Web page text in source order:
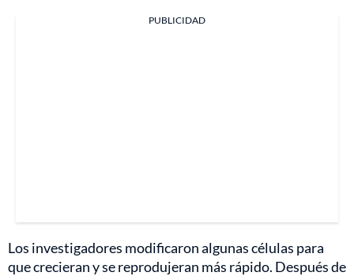
PUBLICIDAD
Los investigadores modificaron algunas células para
que crecieran y se reprodujeran más rápido. Después de